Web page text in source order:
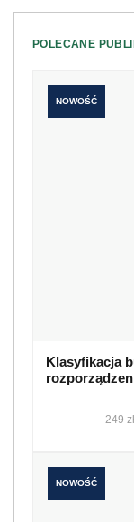
POLECANE
NOWOŚĆ
Klasyfikacja
249 zł
NOWOŚĆ